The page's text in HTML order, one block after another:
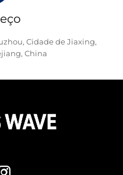
Cidade de Jiaxing,
China